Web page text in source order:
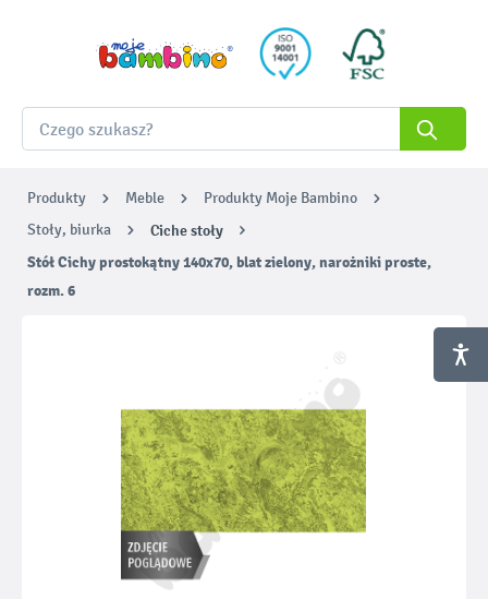
Produkty Meble
Produkty Moje Bambino
Stoły, biurka
Ciche stoły
Stół Cichy prostokątny 140x70, blat zielony, narożniki proste,
rozm. 6